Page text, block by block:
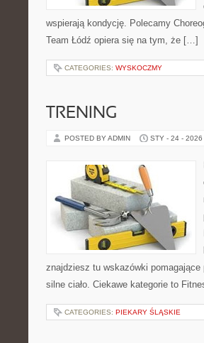
wspierają kondycję. Polecamy
Team Łódź opiera się na tym, że […]
CATEGORIES: WYSKOCZMY
TRENING
POSTED BY ADMIN STY - 24 - 2026
znajdziesz tu wskazówki
silne ciało. Ciekawe kategorie to
CATEGORIES: PIEKARY ŚLĄSKIE